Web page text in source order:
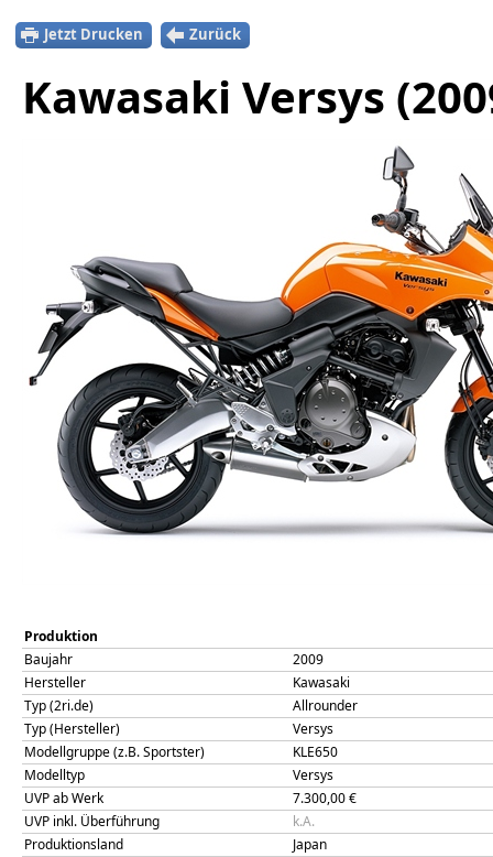
Jetzt Drucken Zurück
Kawasaki Versys
Produktion
Baujahr
2009
Hersteller
Kawasaki
Typ (2ri.de)
Allrounder
Typ (Hersteller)
Versys
Modellgruppe (z.B. Sportster)
KLE650
Modelltyp
Versys
UVP ab Werk
7.300,00€
UVP inkl. Überführung
k.A.
Produktionsland
Japan